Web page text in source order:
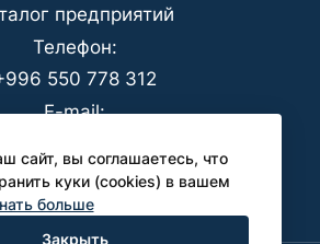
сайт, вы соглашаетесь, что
куки (cookies) в вашем
больше
Закрыть
предприятий
Телефон:
550 778 312
E-mail:
Для СМИ:
kg.com